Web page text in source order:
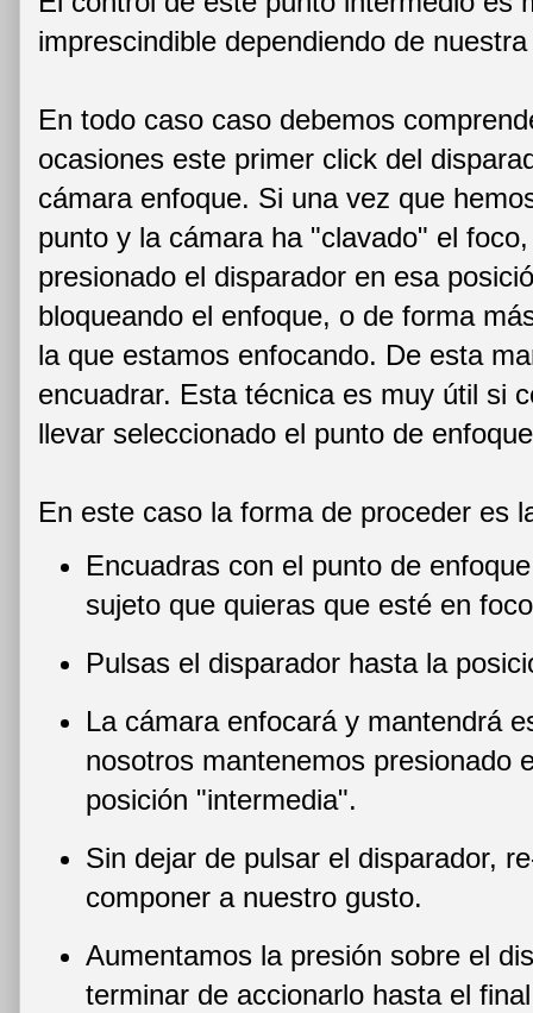
imprescindible dependiendo de
En todo caso caso debemos
ocasiones este primer click del
cámara enfoque. Si una vez que
punto y la cámara ha "clavado" el
presionado el disparador en esa
bloqueando el enfoque, o de forma
la que estamos enfocando. De esta
encuadrar. Esta técnica es muy útil si
llevar seleccionado el punto de
En este caso la forma de proceder es
Encuadras con el punto de
sujeto que quieras que esté en
Pulsas el disparador hasta la
La cámara enfocará y mantendrá
nosotros mantenemos presionado
posición "intermedia".
Sin dejar de pulsar el disparador,
componer a nuestro gusto.
Aumentamos la presión sobre el
terminar de accionarlo hasta el